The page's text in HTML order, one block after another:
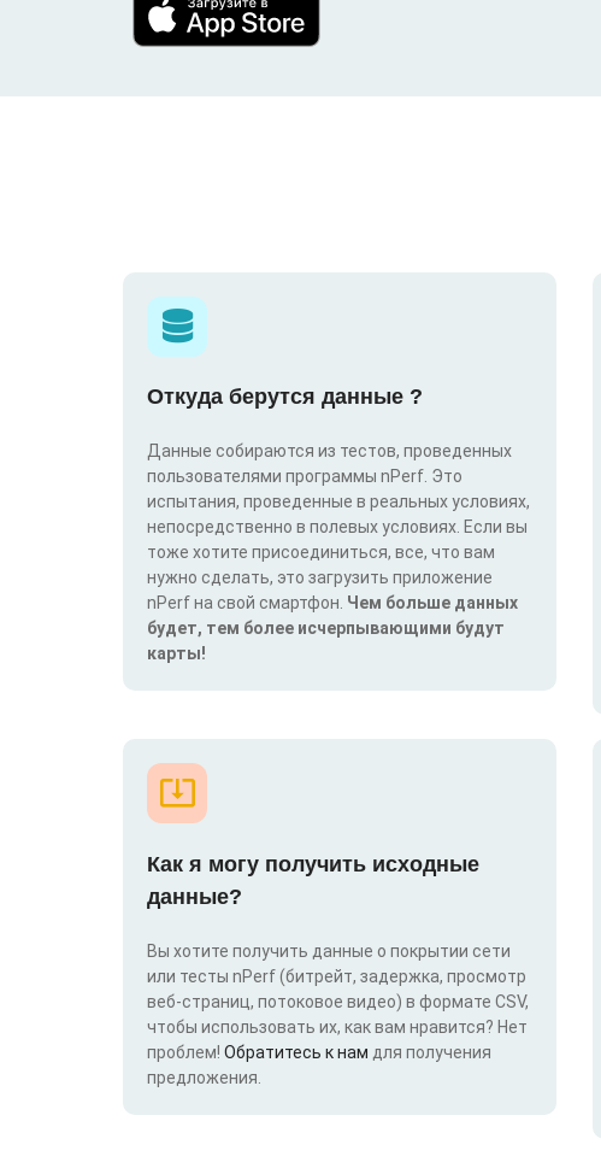
Откуда берутся данные ?
Данные собираются из тестов, проведенных
пользователями программы nPerf. Это
испытания, проведенные в реальных условиях,
непосредственно в полевых условиях. Если вы
тоже хотите присоединиться, все, что вам
нужно сделать, это загрузить приложение
nPerf на свой смартфон. Чем больше данных
будет, тем более исчерпывающими будут
карты!
Как я могу получить исходные
данные?
Вы хотите получить данные о покрытии сети
или тесты nPerf (битрейт, задержка, просмотр
веб-страниц, потоковое видео) в формате CSV,
чтобы использовать их, как вам нравится? Нет
проблем! Обратитесь к нам для получения
предложения.